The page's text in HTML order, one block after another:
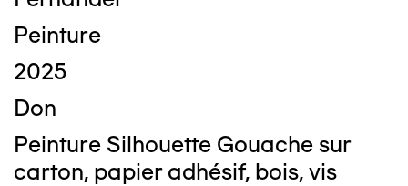
Peinture
2025
Don
Peinture Silhouette Gouache sur
carton, papier adhésif, bois, vis